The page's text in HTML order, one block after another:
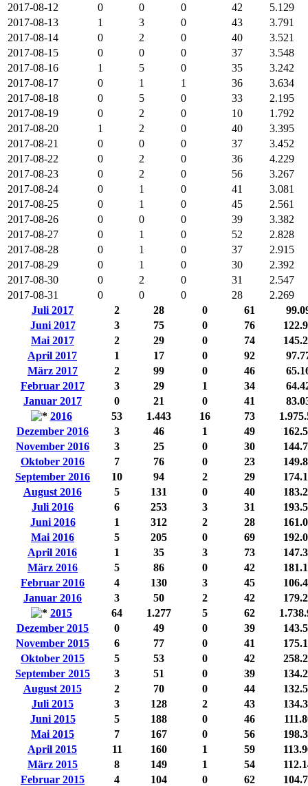
2017-08-12
0 0 0 42
5.129
2017-08-13
1 3 0 43
3.791
2017-08-14
0 2 0 40
3.521
2017-08-15
0 0 0 37
3.548
2017-08-16
1 5 0 35
3.242
2017-08-17
0 1 1 36
3.634
2017-08-18
0 5 0 33
2.195
2017-08-19
0 2 0 10
1.792
2017-08-20
1 2 0 40
3.395
2017-08-21
0 0 0 37
3.452
2017-08-22
0 2 0 36
4.229
2017-08-23
0 2 0 56
3.267
2017-08-24
0 1 0 41
3.081
2017-08-25
0 1 0 45
2.561
2017-08-26
0 0 0 39
3.382
2017-08-27
0 1 0 52
2.828
2017-08-28
0 1 0 37
2.915
2017-08-29
0 1 0 30
2.392
2017-08-30
0 2 0 31
2.547
2017-08-31
0 0 0 28
2.269
Juli 2017
2 28 0 61
Juni 2017
3 75 0 76
Mai 2017
2 29 0 74
April 2017
1 17 0 92
März 2017
2 99 0 46
Februar 2017
3 29 1 34
Januar 2017
0 21 0 41
2016
53 1.443 16 73
Dezember 2016
3 46 1 49
November 2016
3 25 0 30
Oktober 2016
7 76 0 23
September 2016
10 94 2 29
August 2016
5 131 0 40
Juli 2016
6 253 3 31
Juni 2016
1 312 2 28
Mai 2016
5 205 0 69
April 2016
1 35 3 73
März 2016
5 86 0 42
Februar 2016
4 130 3 45
Januar 2016
3 50 2 42
2015
64 1.277 5 62
Dezember 2015
0 49 0 39
November 2015
6 77 0 41
Oktober 2015
5 53 0 42
September 2015
3 51 0 39
August 2015
2 70 0 44
Juli 2015
3 128 2 43
Juni 2015
5 188 0 46
Mai 2015
7 167 0 56
April 2015
11 160 1 59
März 2015
8 149 1 54
Februar 2015
4 104 0 62